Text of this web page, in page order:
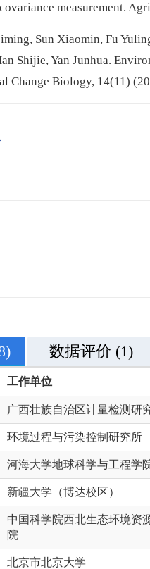
measurement.
Sun Xiaomin, Fu
Shijie, Yan Junhua.
Change Biology, 14(11)
数据评价 (1)
工作单位
广西壮族自治区计量检测研
环境过程与污染控制研究所
河海大学地球科学与工程学
新疆大学（博达校区）
中国科学院西北生态环境资
院
北京市北京大学